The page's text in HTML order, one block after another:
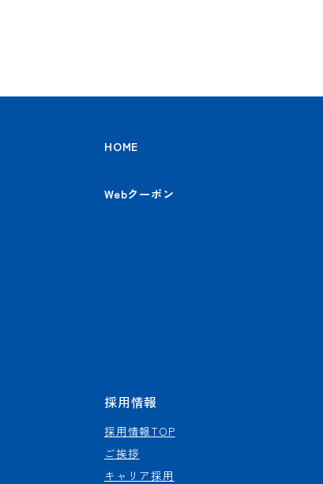
HOME
Webクーポン
採用情報
採用情報TOP
ご挨拶
キャリア採用